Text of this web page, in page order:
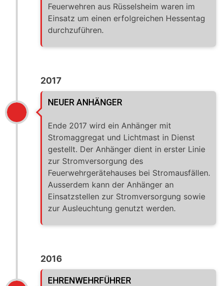
Feuerwehren aus Rüsselsheim waren im
Einsatz um einen erfolgreichen Hessentag
durchzuführen.
2017
NEUER ANHÄNGER
Ende 2017 wird ein Anhänger mit
Stromaggregat und Lichtmast in Dienst
gestellt. Der Anhänger dient in erster Linie
zur Stromversorgung des
Feuerwehrgerätehauses bei Stromausfällen.
Ausserdem kann der Anhänger an
Einsatzstellen zur Stromversorgung sowie
zur Ausleuchtung genutzt werden.
2016
EHRENWEHRFÜHRER